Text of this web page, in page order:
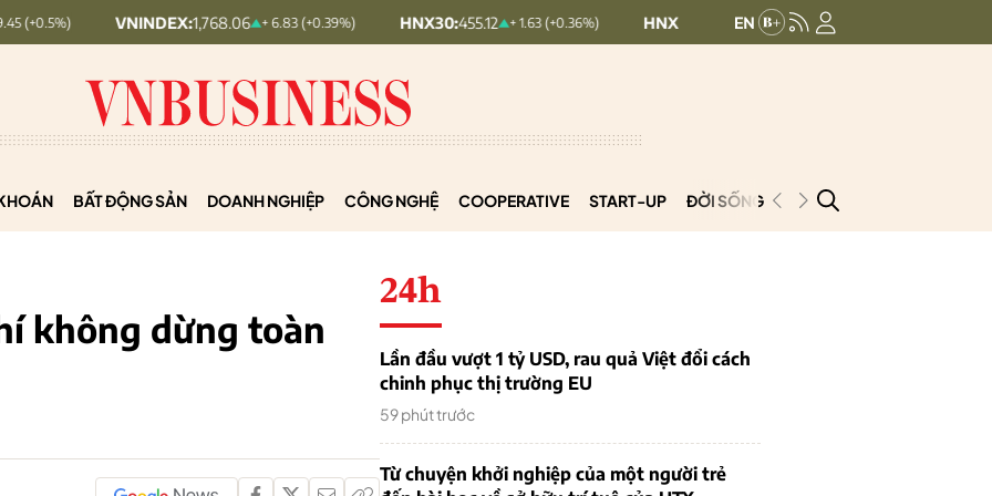
VNINDEX: 1,768.06 + 6.83 (+0.39%) HNX30: 455.12 + 1.63 (+0.36%) HNXINDEX: 293.44 + 0.25 (+0.09%)
BẤT ĐỘNG SẢN DOANH NGHIỆP CÔNG NGHỆ COOPERATIVE START-UP ĐỜI SỐNG PODCAST
không dừng toàn
24h
Lần đầu vượt 1 tỷ USD, rau quả Việt đổi cách
chinh phục thị trường EU
59 phút trước
Từ chuyện khởi nghiệp của một người trẻ